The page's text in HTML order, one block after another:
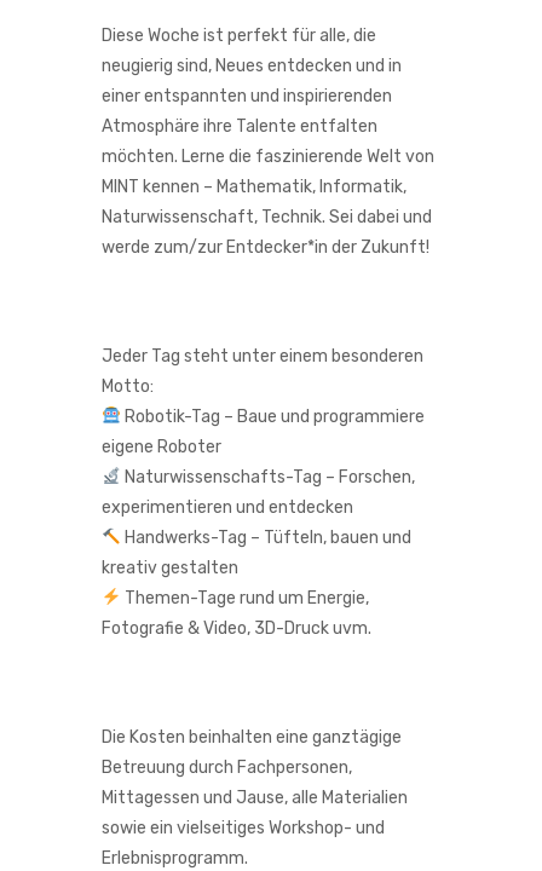
Diese Woche ist perfekt für alle, die
neugierig sind, Neues entdecken und in
einer entspannten und inspirierenden
Atmosphäre ihre Talente entfalten
möchten. Lerne die faszinierende Welt von
MINT kennen – Mathematik, Informatik,
Naturwissenschaft, Technik. Sei dabei und
werde zum/zur Entdecker*in der Zukunft!
Jeder Tag steht unter einem besonderen
Motto:
Robotik-Tag – Baue und programmiere
eigene Roboter
Naturwissenschafts-Tag – Forschen,
experimentieren und entdecken
Handwerks-Tag – Tüfteln, bauen und
kreativ gestalten
Themen-Tage rund um Energie,
Fotografie & Video, 3D-Druck uvm.
Die Kosten beinhalten eine ganztägige
Betreuung durch Fachpersonen,
Mittagessen und Jause, alle Materialien
sowie ein vielseitiges Workshop- und
Erlebnisprogramm.